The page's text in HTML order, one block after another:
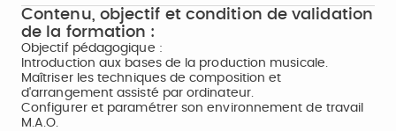
Contenu, objectif et condition de validation
de la formation :
Objectif pédagogique :
Introduction aux bases de la production musicale.
Maîtriser les techniques de composition et
d'arrangement assisté par ordinateur.
Configurer et paramétrer son environnement de travail
M.A.O.